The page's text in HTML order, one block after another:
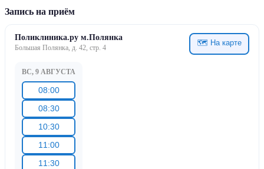
Запись на приём
Поликлиника.ру м.Полянка
Большая Полянка, д. 42, стр. 4
🗺 На карте
ВС, 9 АВГУСТА
08:00
08:30
10:30
11:00
11:30